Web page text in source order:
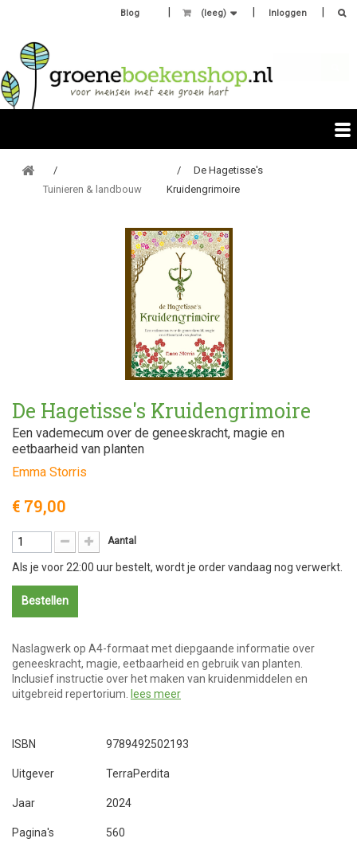
Inloggen
(leeg)
Blog
Tuinieren & landbouw
De Hagetisse's
Kruidengrimoire
De Hagetisse's Kruidengrimoire
Een vademecum over de geneeskracht, magie en
eetbaarheid van planten
Emma Storris
€ 79,00
Aantal
Als je voor 22:00 uur bestelt, wordt je order vandaag nog verwerkt.
Bestellen
Naslagwerk op A4-formaat met diepgaande informatie over
geneeskracht, magie, eetbaarheid en gebruik van planten.
Inclusief instructie over het maken van kruidenmiddelen en
uitgebreid repertorium. lees meer
ISBN 9789492502193
Uitgever TerraPerdita
Jaar 2024
Pagina's 560